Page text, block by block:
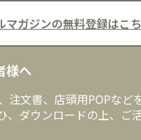
マガジンの無料登録はこ
様へ
注文書、店頭用POPなど
、ダウンロードの上、ご